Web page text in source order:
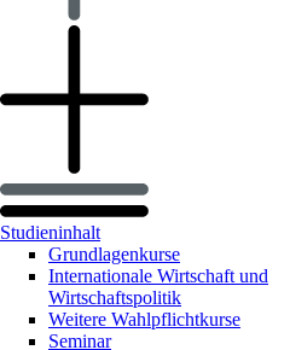
Studieninhalt
Grundlagenkurse
Internationale Wirtschaft und
Wirtschaftspolitik
Weitere Wahlpflichtkurse
Seminar